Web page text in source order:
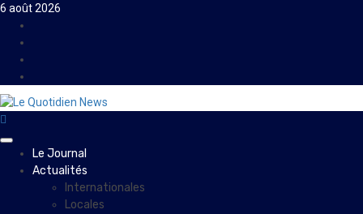
Skip
content
6 août 2026
PrimaryLe Journal
Actualités
Internationales
Locales